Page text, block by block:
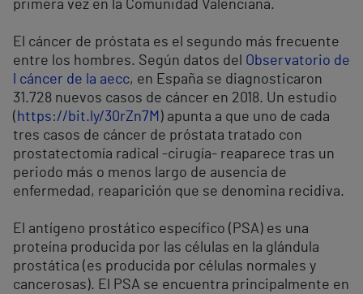
primera vez en la Comunidad Valenciana.
El cáncer de próstata es el segundo más frecuente
entre los hombres. Según datos del Observatorio de
l cáncer de la aecc, en España se diagnosticaron
31.728 nuevos casos de cáncer en 2018. Un estudio
( https://bit.ly/30rZn7M ) apunta a que uno de cada
tres casos de cáncer de próstata tratado con
prostatectomía radical -cirugía- reaparece tras un
periodo más o menos largo de ausencia de
enfermedad, reaparición que se denomina recidiva.
El antígeno prostático específico (PSA) es una
proteína producida por las células en la glándula
prostática (es producida por células normales y
cancerosas). El PSA se encuentra principalmente en